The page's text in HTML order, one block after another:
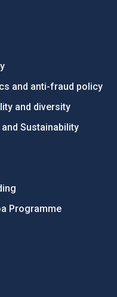
and anti-fraud policy
and diversity
Sustainability
Programme